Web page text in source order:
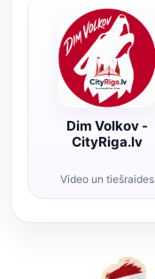
Dim Volkov -
CityRiga.lv
Video un tiešraides